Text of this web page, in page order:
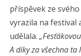
příspěvek ze
vyrazila na festival
udělala.
A díky za všechna